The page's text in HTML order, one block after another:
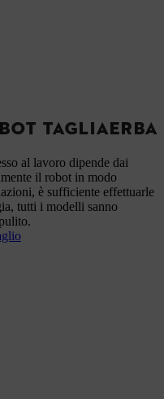
TAGLIAERBA
al lavoro dipende dai
il robot in modo
è sufficiente effettuarle
tutti i modelli sanno